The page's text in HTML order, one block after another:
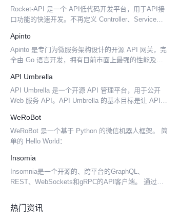
Rocket-API 是一个 API低代码开发平台，用于API接
口功能的快速开发。不再定义 Controller、Service、
...
Apinto
Apinto 是专门为微服务架构设计的开源 API 网关，完
全由 Go 语言开发，拥有目前市面上最强的性能及稳
供丰富的流量管理、数据处理、协议转换等功能...
API Umbrella
API Umbrella 是一个开源 API 管理平台，用于公开
Web 服务 API。API Umbrella 的基本目标是让 API
的生...
WeRoBot
WeRoBot 是一个基于 Python 的微信机器人框架。 简
单的 Hello World：
Insomia
Insomnia是一个开源的、跨平台的GraphQL、
REST、WebSockets和gRPC的API客户端。 通过规
地发现问题，集中标准，并采用能与你...
热门资讯